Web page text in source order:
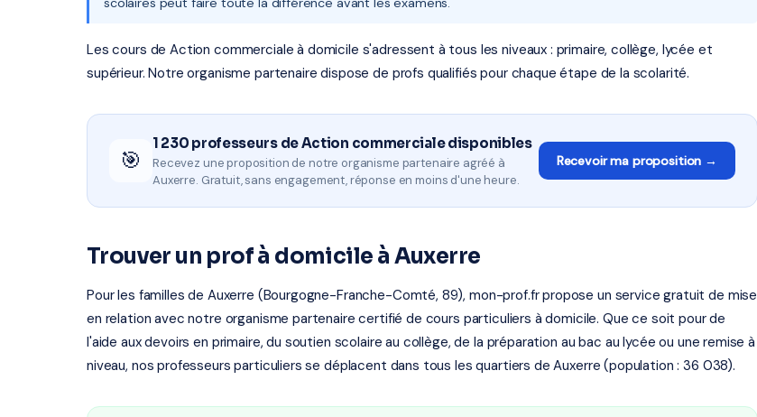
Les cours de Action commerciale à domicile s'adressent à tous les niveaux : primaire, collège, lycée et
supérieur. Notre organisme partenaire dispose de profs qualifiés pour chaque étape de la scolarité.
🎯
1 230 professeurs de Action commerciale disponibles
Recevez une proposition de notre organisme partenaire agréé à
Auxerre. Gratuit, sans engagement, réponse en moins d'une heure.
Recevoir ma proposition →
Trouver un prof à domicile à Auxerre
Pour les familles de Auxerre (Bourgogne-Franche-Comté, 89), mon-prof.fr propose un service gratuit de mise
en relation avec notre organisme partenaire certifié de cours particuliers à domicile. Que ce soit pour de
l'aide aux devoirs en primaire, du soutien scolaire au collège, de la préparation au bac au lycée ou une remise à
niveau, nos professeurs particuliers se déplacent dans tous les quartiers de Auxerre (population : 36 038).